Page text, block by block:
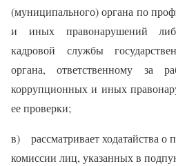
(муниципального) органа по
и иных правонарушений
кадровой службы
органа, ответственному за
коррупционных и иных
ее проверки;
в) рассматривает ходатайства о
комиссии лиц, указанных в